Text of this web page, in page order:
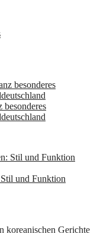
besonderes
und Funktion